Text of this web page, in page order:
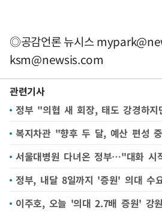
◎공감언론 뉴시스
ksm@newsis.com
관련기사
이주호, 오늘 '의대 2.7배 증원' 강